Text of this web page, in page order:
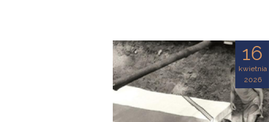
16
kwietnia
2026